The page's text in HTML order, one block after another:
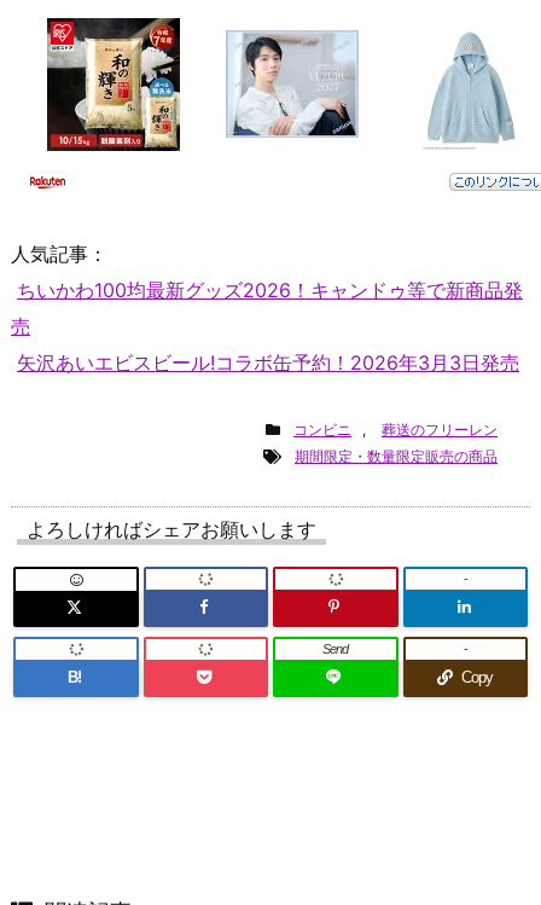
人気記事：
ちいかわ100均最新グッズ2026！キャンドゥ等で新商品発
売
矢沢あいエビスビール!コラボ缶予約！2026年3月3日発売
コンビニ ,
葬送のフリーレン
期間限定・数量限定販売の商品
よろしければシェアお願いします
-
B!
Send
Copy
-